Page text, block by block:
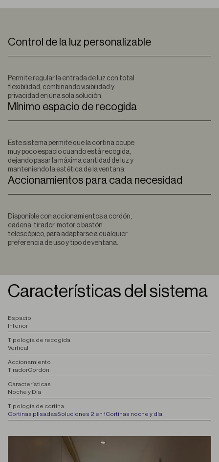
Control de la luz personalizable
Permite regular la entrada de luz con total
flexibilidad, combinando visibilidad y
privacidad en una sola solución.
Mínimo espacio de recogida
Este sistema permite que la cortina ocupe
muy poco espacio cuando está recogida,
dejando pasar la máxima cantidad de luz y
manteniendo la estética de la ventana.
Accionamientos para cada necesidad
Disponible con accionamientos a cordón,
cadena, tirador, motor o bastón
telescópico, para adaptarse a cualquier
preferencia de uso y tipo de ventana.
Características del sistema
Espacio
Interior
Tipología de recogida
Vertical
Accionamiento
TiradorCordón
Características
Noche y Día
Tipología de cortina
Cortinas plisadasSoluciones 2 en 1Cortinas noche y día